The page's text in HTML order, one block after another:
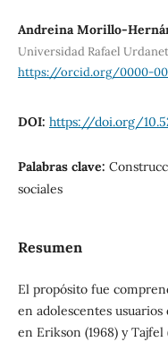
Andreina Morillo-
Universidad Rafael
https://orcid.org/0000-
DOI: https://doi.org/
Palabras clave:
sociales
Resumen
El propósito fue
en adolescentes
en Erikson (1968) y Tajfel